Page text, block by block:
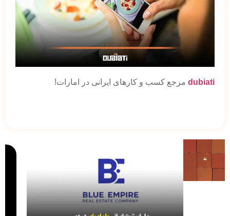
dubiati مرجع کسب و کارهای ایرانی در امارات!